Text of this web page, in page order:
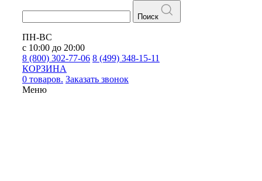
Поиск
ПН-ВС
с 10:00 до 20:00
8 (800) 302-77-06 8 (499) 348-15-11
КОРЗИНА
0 товаров. Заказать звонок
Меню